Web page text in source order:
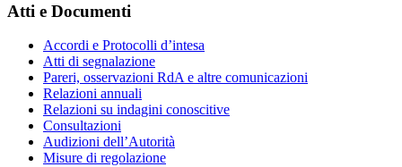
Atti e Documenti
Accordi e Protocolli d’intesa
Atti di segnalazione
Pareri, osservazioni RdA e altre comunicazioni
Relazioni annuali
Relazioni su indagini conoscitive
Consultazioni
Audizioni dell’Autorità
Misure di regolazione